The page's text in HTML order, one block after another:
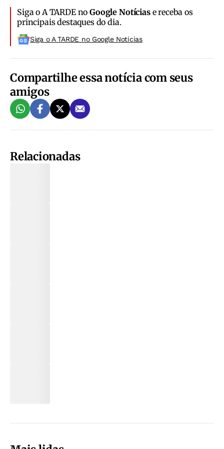
Siga o A TARDE noGoogle Notíciase receba os
principais destaques do dia.
Siga o A TARDE no Google Noticias
Compartilhe essa notícia com seus
amigos
Relacionadas